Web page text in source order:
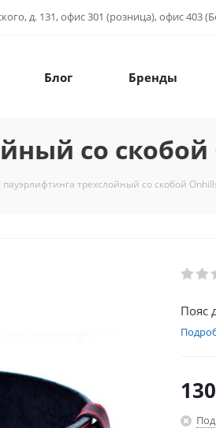
д. 131, офис 301 (розница), офис 403
Блог Бренды
со
пауэрлифтинга трехслойный со скобой
Пояс
130
Под